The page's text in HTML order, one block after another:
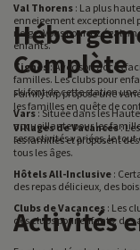
Val Thorens : La plus
enneigement exceptionnel
neige. Vous pourrez
enfants.
Tignes : Avec son accès
familles. Les clubs pour
ski font de cette station
Vars: Située dans les
accueillante pour les
ses activités variées, le
Complète
Familytrip propose une
les familles en quête de
Villages de Vacances:
les familles et proposent
tous les âges.
Hôtels All-Inclusive :
des repas délicieux, des
Clubs de Vacances : Les
des clubs pour enfants,
Activités